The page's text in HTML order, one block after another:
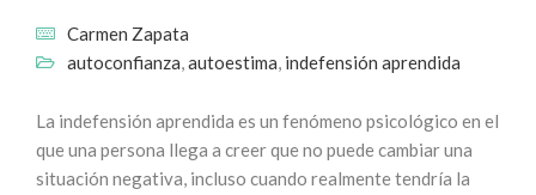
Carmen Zapata
autoconfianza,autoestima, indefensión aprendida
La indefensión aprendida es un fenómeno psicológico en el
que una persona llega a creer que no puede cambiar una
situación negativa, incluso cuando realmente tendría la